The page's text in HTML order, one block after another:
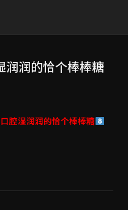
润润的恰个棒棒糖
腔湿润润的恰个棒棒糖